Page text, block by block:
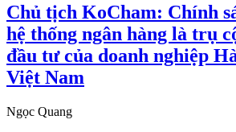
Chủ tịch KoCham: Chính
hệ thống ngân hàng là trụ
đầu tư của doanh nghiệp
Việt Nam
Ngọc Quang